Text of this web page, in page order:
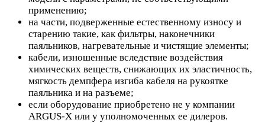
применению;
на части, подверженные естественному износу и
старению такие, как фильтры, наконечники
паяльников, нагревательные и чистящие элементы;
кабели, изношенные вследствие воздействия
химических веществ, снижающих их эластичность,
мягкость демпфера изгиба кабеля на рукоятке
паяльника и на разъеме;
если оборудование приобретено не у компании
ARGUS-X или у уполномоченных ее дилеров.